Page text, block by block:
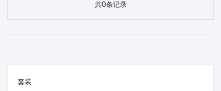
共0条记录
套装